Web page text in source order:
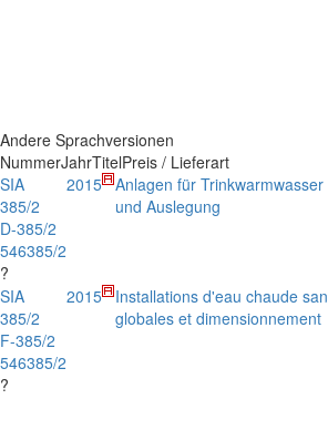
Andere Sprachversionen
NummerJahrTitelPreis / Lieferart
SIA
385/2
D-385/2
546385/2
?
2015 Anlagen für
und Auslegung
SIA
385/2
F-385/2
546385/2
?
2015
Installations d'eau chaude
globales et dimensionnement